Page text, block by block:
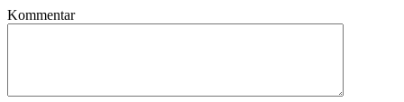
Kommentar